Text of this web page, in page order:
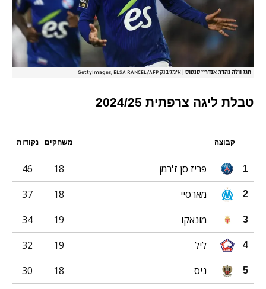
חגג וולה נהדר. אנדריי סנטוס אימג'בנק GettyImages, ELSA RANCEL/AFP
טבלת ליגה צרפתית 2024/25
קבוצה משחקים נקודות
1 פריז סן ז'רמן 18
46
2 מארסיי 18
37
3 מונאקו 19
34
4 ליל 19
32
5 ניס 18
30